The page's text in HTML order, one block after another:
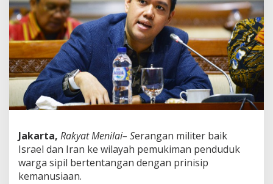
l
i
n
g
S
e
r
n
g
a
v
e
Jakarta, Rakyat Menilai– Serangan militer baik
Israel dan Iran ke wilayah pemukiman penduduk
warga sipil bertentangan dengan prinisip
kemanusiaan.